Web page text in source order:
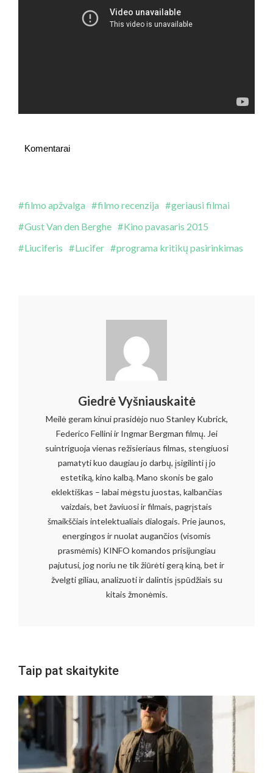
Komentarai
filmo apžvalga filmo recenzija
geriausi filmai
Gust Van den Berghe
Kino pavasaris 2015
Liuciferis
Lucifer programa kritikų pasirinkimas
Giedrė Vyšniauskaitė
Meilė geram kinui prasidėjo nuo Stanley Kubrick,
Federico Fellini ir Ingmar Bergman filmų. Jei
suintriguoja vienas režisieriaus filmas, stengiuosi
pamatyti kuo daugiau jo darbų, įsigilinti į jo
estetiką, kino kalbą. Mano skonis be galo
eklektiškas – labai mėgstu juostas, kalbančias
vaizdais, bet žaviuosi ir filmais, pagrįstais
šmaikščiais intelektualiais dialogais. Prie jaunos,
energingos ir nuolat augančios (visomis
prasmėmis) KINFO komandos prisijungiau
pajutusi, jog noriu ne tik žiūrėti gerą kiną, bet ir
žvelgti giliau, analizuoti ir dalintis įspūdžiais su
kitais žmonėmis.
Taip pat skaitykite